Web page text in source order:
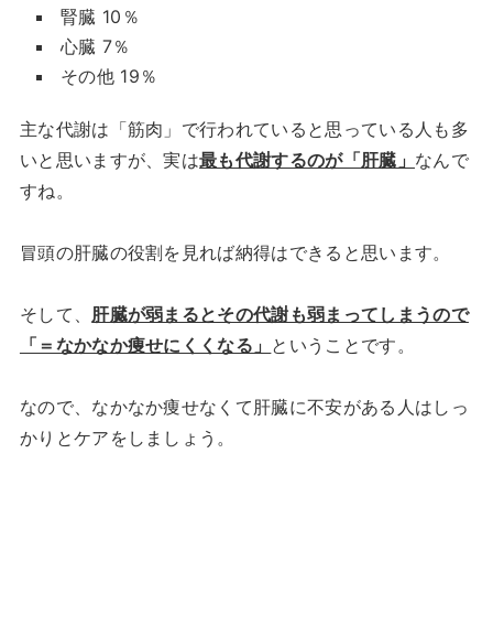
腎臓 10％
心臓 7％
その他 19％
主な代謝は「筋肉」で行われていると思っている人も多
いと思いますが、実は最も代謝するのが「肝臓」 なんで
すね。
冒頭の肝臓の役割を見れば納得はできると思います。
そして、 肝臓が弱まるとその代謝も弱まってしまうので
「＝なかなか痩せにくくなる」 ということです。
なので、なかなか痩せなくて肝臓に不安がある人はしっ
かりとケアをしましょう。